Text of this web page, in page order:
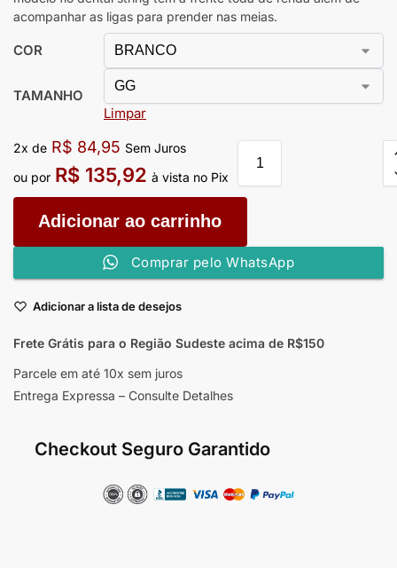
acompanhar as ligas para prender nas meias.
COR
TAMANHO
Limpar
2x de R$ 84,95 Sem Juros
ou por R$ 135,92 à vista no Pix
Adicionar ao carrinho
Comprar pelo WhatsApp
Adicionar a lista de desejos
Frete Grátis para o Região Sudeste acima de R$150
Parcele em até 10x sem juros
Entrega Expressa – Consulte Detalhes
Checkout Seguro Garantido